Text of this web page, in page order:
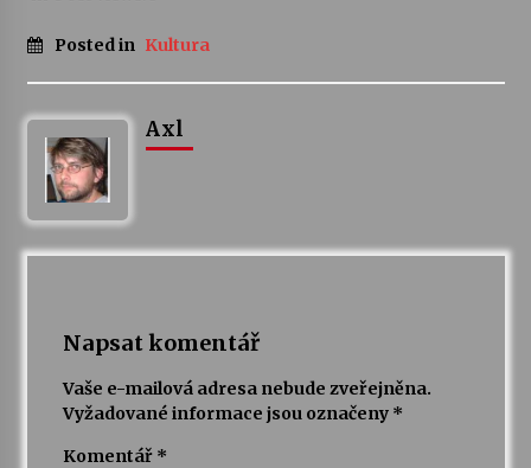
Posted in Kultura
Axl
Napsat komentář
Vaše e-mailová adresa nebude zveřejněna.
Vyžadované informace jsou označeny *
Komentář *